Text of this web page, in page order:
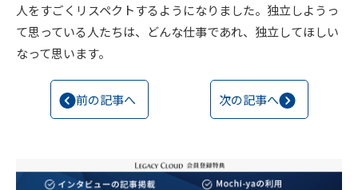
人をすごくリスペクトするようになりました。独立しようっ
て思っている人たちは、どんな仕事であれ、独立してほしい
なって思います。
前の記事へ 次の記事へ